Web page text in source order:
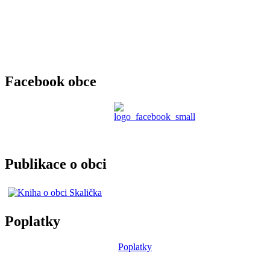
Facebook obce
Publikace o obci
Poplatky
Poplatky